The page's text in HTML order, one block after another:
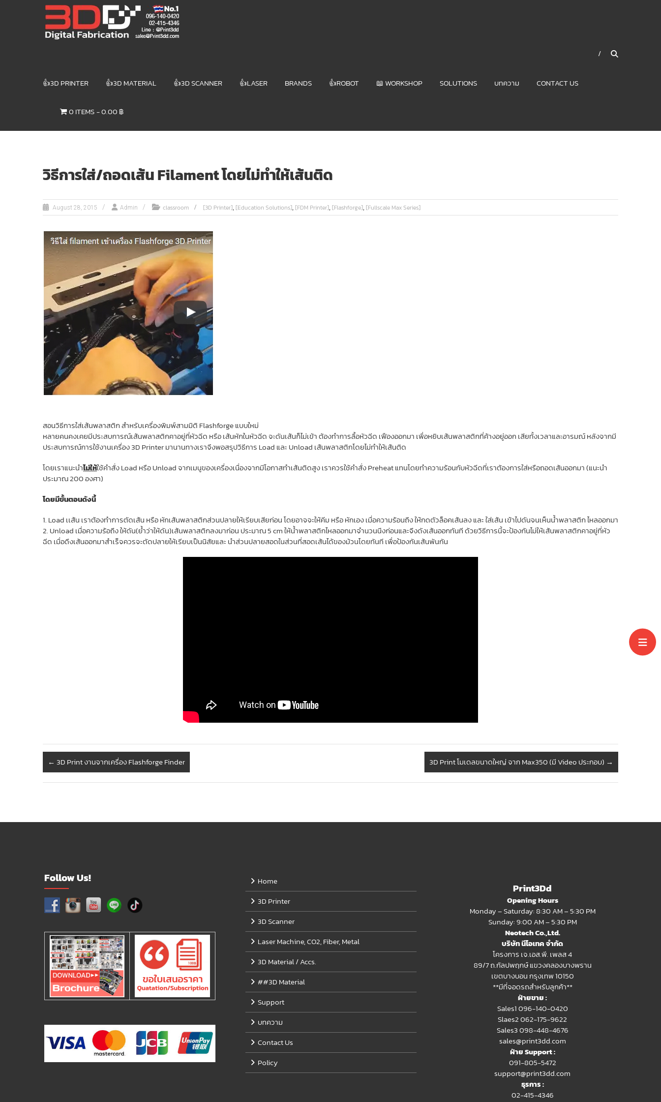
3DD DIGITAL
FABRICATION
3D Printer |
👍3D PRINTER 👍3D MATERIAL 👍3D SCANNER 👍LASER BRANDS 👍ROBOT 📖 WORKSHOP SOLUTIONS บทความ CONTACT US
0 ITEMS 0.00 ฿
วิธีการใส่/ถอดเส้น Filament โดยไม่ทำให้เส้นติด
August 28, 2015 Admin classroom [3D Printer],[Education Solutions],[FDM Printer],[Flashforge],[Fullscale Max Series]
สอนวิธีการใส่เส้นพลาสติก สำหรับเครื่องพิมพ์สามมิติ Flashforge แบบใหม่
หลายคนคงเคยมีประสบการณ์เส้นพลาสติกคาอยู่ที่หัวฉีด หรือ เส้นหักในหัวฉีด จะดันเส้นก็ไม่เข้า ต้องทำการลื้อหัวฉีด เฟืองออกมา เพื่อหยิบเส้นพลาสติกที่ค้างอยู่ออก เสียทั้งเวลาและอารมณ์ หลังจากมี
ประสบการณ์การใช้งานเครื่อง 3D Printer มานานทางเราจึงพอสรุปวิธีการ Load และ Unload เส้นพลาสติกโดยไม่ทำให้เส้นติด
โดยเราแนะนำไม่ให้ใช้คำสั่ง Load หรือ Unload จากเมนูของเครื่องเนื่องจากมีโอกาสทำเส้นติดสูง เราควรใช้คำสั่ง Preheat แทนโดยทำความร้อนกับหัวฉีดที่เราต้องการใส่หรือถอดเส้นออกมา (แนะนำ
ประมาณ 200 องศา)
โดยมีขั้นตอนดังนี้
1. Load เเส้น เราต้องทำการตัดเส้น หรือ หักเส้นพลาสติกส่วนปลายให้เรียบเสียก่อน โดยอาจจะให้คีม หรือ หักเอง เมื่อความร้อนถึง ให้กดตัวล็อคเส้นลง และ ใส่เส้น เข้าไปดันจนเห็นน้ำพลาสติก ไหลออกมา
2. Unload เมื่อความร้อถึง ให้ดัน(ย้ำว่าให้ดัน)เส้นพลาสติกลงมาก่อน ประมาณ 5 cm ให้น้ำพลาสติกไหลออกมาจำนวนนึงก่อนและจึงดังเส้นออกทันที ด้วยวิธีการนี้จะป้องกันไม่ให้เส้นพลาสติกคาอยู่ที่หัว
ฉีด เมื่อดึงเส้นออกมาสำเร็จควรจะตัดปลายให้เรียบเป็นนิสัยและ นำส่วนปลายสอดในส่วนที่สอดเส้นได้ของม้วนโดยทันที เพื่อป้องกันเส้นพันกัน
← 3D Print งานจากเครื่อง Flashforge Finder 3D Print โมเดลขนาดใหญ่ จาก Max350 (มี Video ประกอบ) →
Follow Us!
Home
3D Printer
3D Scanner
Laser Machine, CO2, Fiber, Metal
3D Material / Accs.
##3D Material
Support
บทความ
Contact Us
Policy
Print3Dd
Opening Hours
Monday – Saturday: 8:30 AM – 5:30 PM
Sunday: 9:00 AM – 5:30 PM
Neotech Co.,Ltd.
บริษัท นีโอเทค จำกัด
โครงการ เจ.เอส.พี. เพลส 4
89/7 ถ.กัลปพฤกษ์ แขวงคลองบางพราน
เขตบางบอน กรุงเทพ 10150
**มีที่จอดรถสำหรับลูกค้า**
ฝ่ายขาย :
Sales1 096-140-0420
Slaes2062-175-9622
Sales3 098-448-4676
sales@print3dd.com
ฝ่าย Support :
091-805-5472
support@print3dd.com
ธุรการ :
02-415-4346